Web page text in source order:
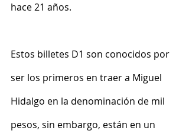
hace 21 años.
Estos billetes D1 son conocidos por
ser los primeros en traer a Miguel
Hidalgo en la denominación de mil
pesos, sin embargo, están en un